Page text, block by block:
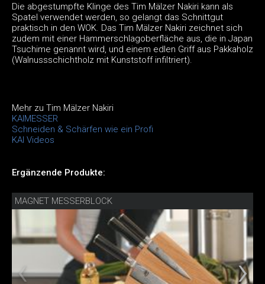
Die abgestumpfte Klinge des Tim Mälzer Nakiri kann als
Spatel verwendet werden, so gelangt das Schnittgut
praktisch in den WOK. Das Tim Mälzer Nakiri zeichnet sich
zudem mit einer Hammerschlagoberfläche aus, die in Japan
Tsuchime genannt wird, und einem edlen Griff aus Pakkaholz
(Walnussschichtholz mit Kunststoff infiltriert).
Mehr zu Tim Mälzer Nakiri
KAIMESSER
Schneiden & Schärfen wie ein Profi
KAI Videos
Ergänzende Produkte:
MAGNET MESSERBLOCK